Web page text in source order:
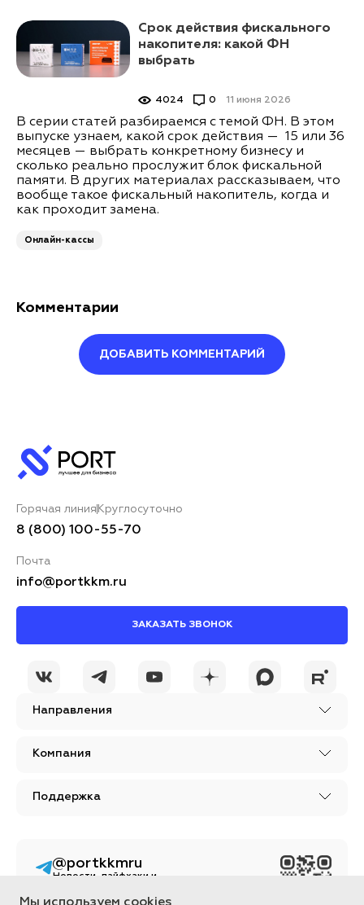
Срок действия фискального
накопителя: какой ФН
выбрать
11 июня 2026
4024 0
В серии статей разбираемся с темой ФН. В этом
выпуске узнаем, какой срок действия — 15 или 36
месяцев — выбрать конкретному бизнесу и
сколько реально прослужит блок фискальной
памяти. В других материалах рассказываем, что
вообще такое фискальный накопитель, когда и
как проходит замена.
Онлайн-кассы
Комментарии
ДОБАВИТЬ КОММЕНТАРИЙ
Ваш комментарий*
конфиденциальности
КОММЕНТАРИЙ
Направления
Компания
Поддержка
Горячая линия Круглосуточно
8 (800) 100-55-70
Почта
info@portkkm.ru
ЗАКАЗАТЬ ЗВОНОК
@portkkmru
Новости, лайфхаки и
контент PORT - бизнес